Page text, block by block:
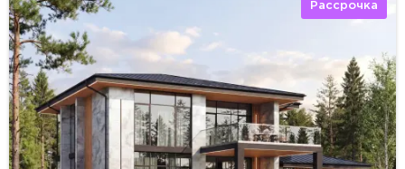
Рассрочка